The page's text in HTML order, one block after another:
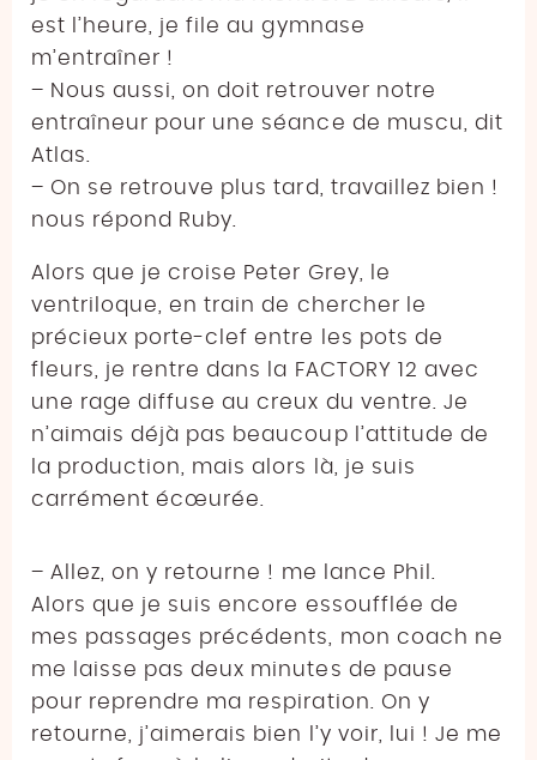
est l’heure, je file au gymnase
m’entraîner !
– Nous aussi, on doit retrouver notre
entraîneur pour une séance de muscu, dit
Atlas.
– On se retrouve plus tard, travaillez bien !
nous répond Ruby.
Alors que je croise Peter Grey, le
ventriloque, en train de chercher le
précieux porte-clef entre les pots de
fleurs, je rentre dans la FACTORY 12 avec
une rage diffuse au creux du ventre. Je
n’aimais déjà pas beaucoup l’attitude de
la production, mais alors là, je suis
carrément écœurée.
– Allez, on y retourne ! me lance Phil.
Alors que je suis encore essoufflée de
mes passages précédents, mon coach ne
me laisse pas deux minutes de pause
pour reprendre ma respiration. On y
retourne, j’aimerais bien l’y voir, lui ! Je me